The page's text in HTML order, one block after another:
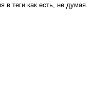
в теги как есть, не думая.